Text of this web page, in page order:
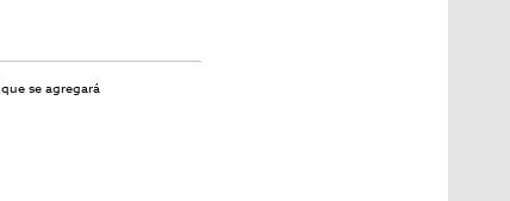
que se agregará